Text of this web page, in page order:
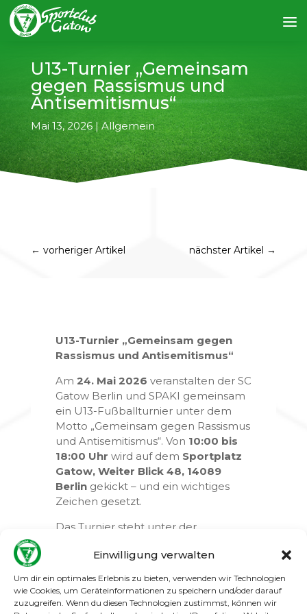
Einwilligung verwalten
Um dir ein optimales Erlebnis zu bieten, verwenden wir Technologien
wie Cookies, um Geräteinformationen zu speichern und/oder darauf
zuzugreifen. Wenn du diesen Technologien zustimmst, können wir
U13-Turnier „Gemeinsam
gegen Rassismus und
Antisemitismus“
Mai 13, 2026|Allgemein
← vorheriger Artikel nächster Artikel →
U13-Turnier „Gemeinsam gegen
Rassismus und Antisemitismus“
Am 24. Mai 2026 veranstalten der SC
Gatow Berlin und SPAKI gemeinsam
ein U13-Fußballturnier unter dem
Motto „Gemeinsam gegen Rassismus
und Antisemitismus“. Von 10:00 bis
18:00 Uhr wird auf dem Sportplatz
Gatow, Weiter Blick 48, 14089
Berlingekickt – und ein wichtiges
Zeichen gesetzt.
Das Turnier steht unter der
(Regierender Bürgermeister Berlin),
Frank Bewig (Bezirksbürgermeister
Berlin Spandau).